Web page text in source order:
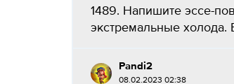
1489. Напишите эссе-
экстремальные холода.
Pandi2
08.02.2023 02:38